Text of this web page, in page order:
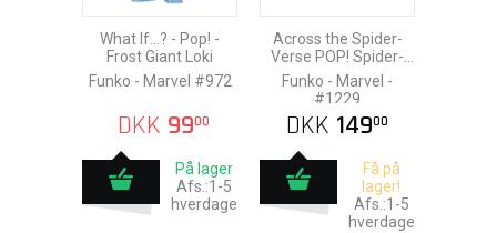
What If...? - Pop! -
Frost Giant Loki
Funko - Marvel #972
DKK 9900
På lager
Afs.:1-5
hverdage
Across the Spider-
Verse POP! Spider-
Byte
Funko - Marvel -
#1229
DKK 14900
Få på
lager!
Afs.:1-5
hverdage